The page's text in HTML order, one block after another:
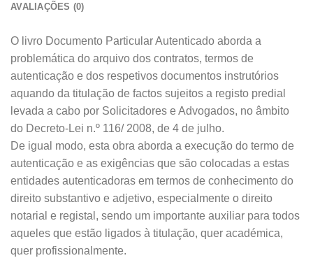
AVALIAÇÕES (0)
O livro Documento Particular Autenticado aborda a
problemática do arquivo dos contratos, termos de
autenticação e dos respetivos documentos instrutórios
aquando da titulação de factos sujeitos a registo predial
levada a cabo por Solicitadores e Advogados, no âmbito
do Decreto-Lei n.º 116/ 2008, de 4 de julho.
De igual modo, esta obra aborda a execução do termo de
autenticação e as exigências que são colocadas a estas
entidades autenticadoras em termos de conhecimento do
direito substantivo e adjetivo, especialmente o direito
notarial e registal, sendo um importante auxiliar para todos
aqueles que estão ligados à titulação, quer académica,
quer profissionalmente.